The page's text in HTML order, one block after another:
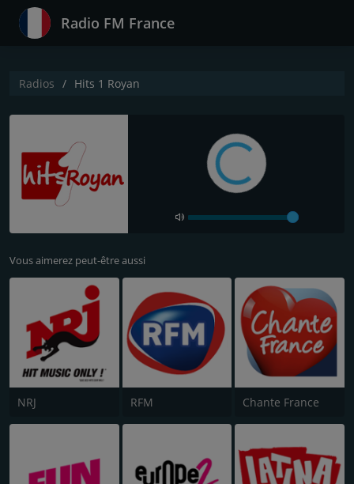
Radio FM France
Radios Hits 1 Royan
Vous aimerez peut-être aussi
NRJ RFM Chante France